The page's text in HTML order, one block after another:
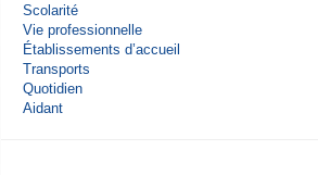
Scolarité
Vie professionnelle
Établissements d’accueil
Transports
Quotidien
Aidant